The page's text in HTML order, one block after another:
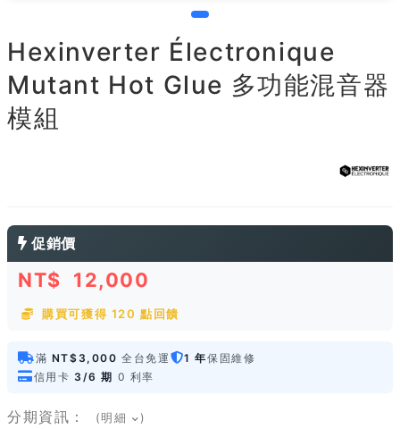
Hexinverter Électronique
Mutant Hot Glue 多功能混音器
模組
促銷價
NT$ 12,000
購買可獲得 120 點回饋
滿 NT$3,000 全台免運 1 年保固維修
信用卡 3/6 期 0 利率
分期資訊： (明細 )